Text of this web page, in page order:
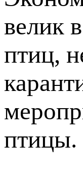
велик
птиц,
птицы.